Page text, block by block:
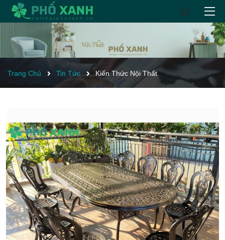
Trang Chủ Tin Tức Kiến Thức Nội Thất